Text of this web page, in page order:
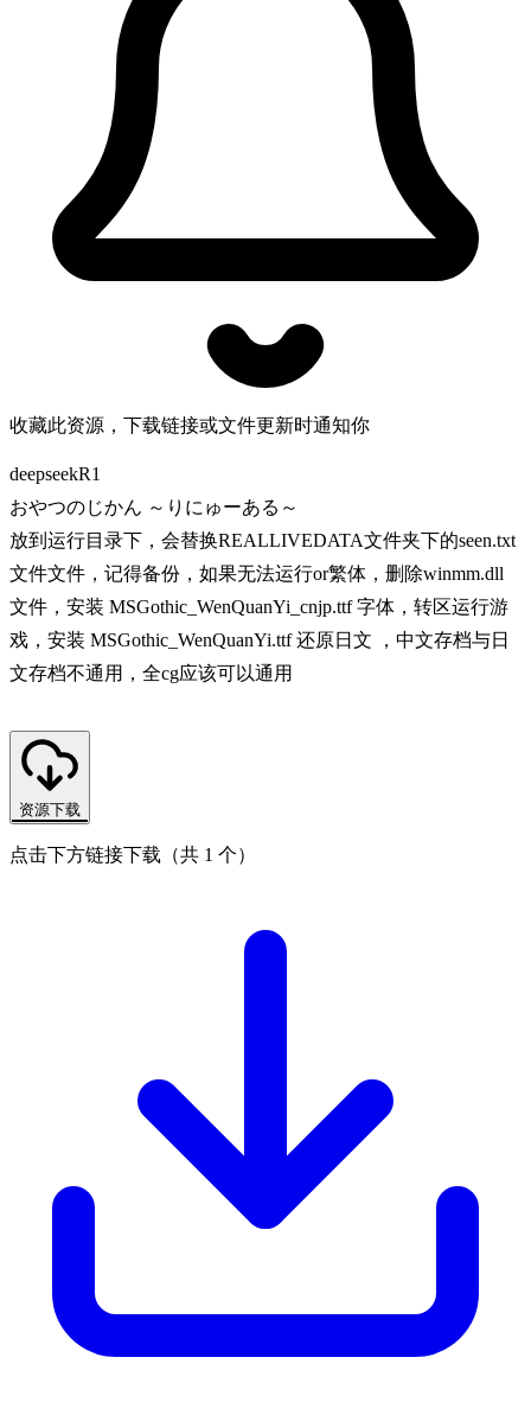
收藏此资源，下载链接或文件更新时通知你
deepseekR1
おやつのじかん ～りにゅーある～
放到运行目录下，会替换REALLIVEDATA文件夹下的seen.txt
文件文件，记得备份，如果无法运行or繁体，删除winmm.dll
文件，安装 MSGothic_WenQuanYi_cnjp.ttf 字体，转区运行游
戏，安装 MSGothic_WenQuanYi.ttf 还原日文 ，中文存档与日
文存档不通用，全cg应该可以通用
资源下载
点击下方链接下载（共 1 个）